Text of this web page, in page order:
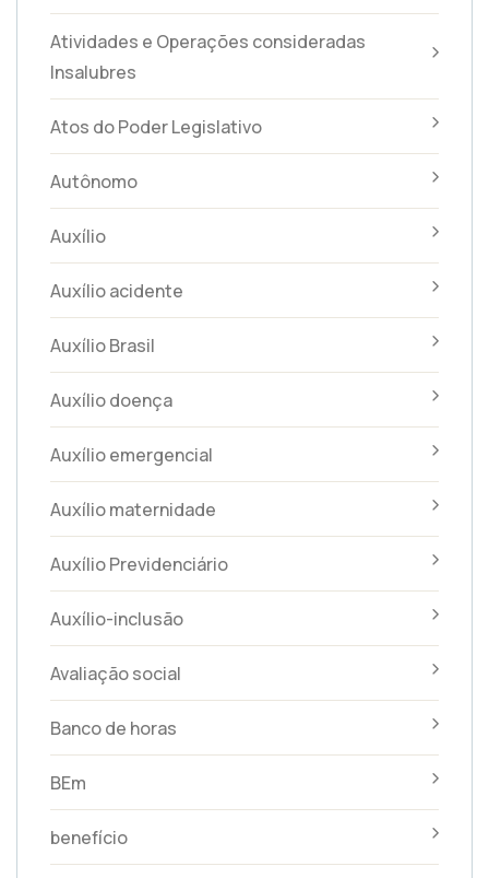
Atividades e Operações consideradas
Insalubres
Atos do Poder Legislativo
Autônomo
Auxílio
Auxílio acidente
Auxílio Brasil
Auxílio doença
Auxílio emergencial
Auxílio maternidade
Auxílio Previdenciário
Auxílio-inclusão
Avaliação social
Banco de horas
BEm
benefício